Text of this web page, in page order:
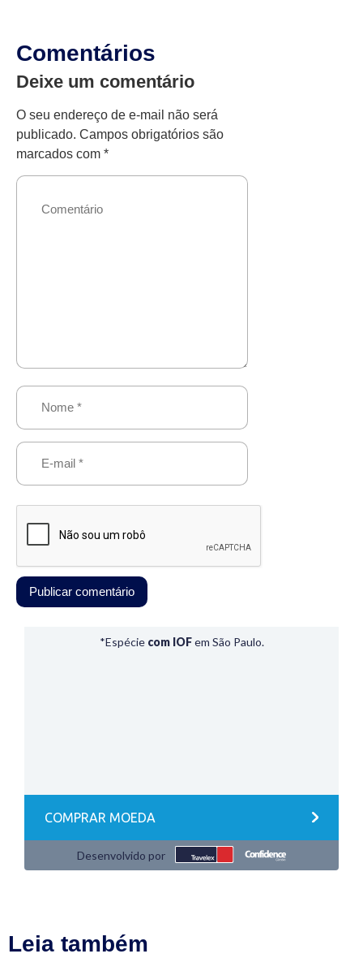
Comentários
Deixe um comentário
O seu endereço de e-mail não será
publicado. Campos obrigatórios são
marcados com *
Leia também